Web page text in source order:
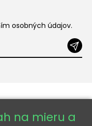
osobných údajov.
na mieru a